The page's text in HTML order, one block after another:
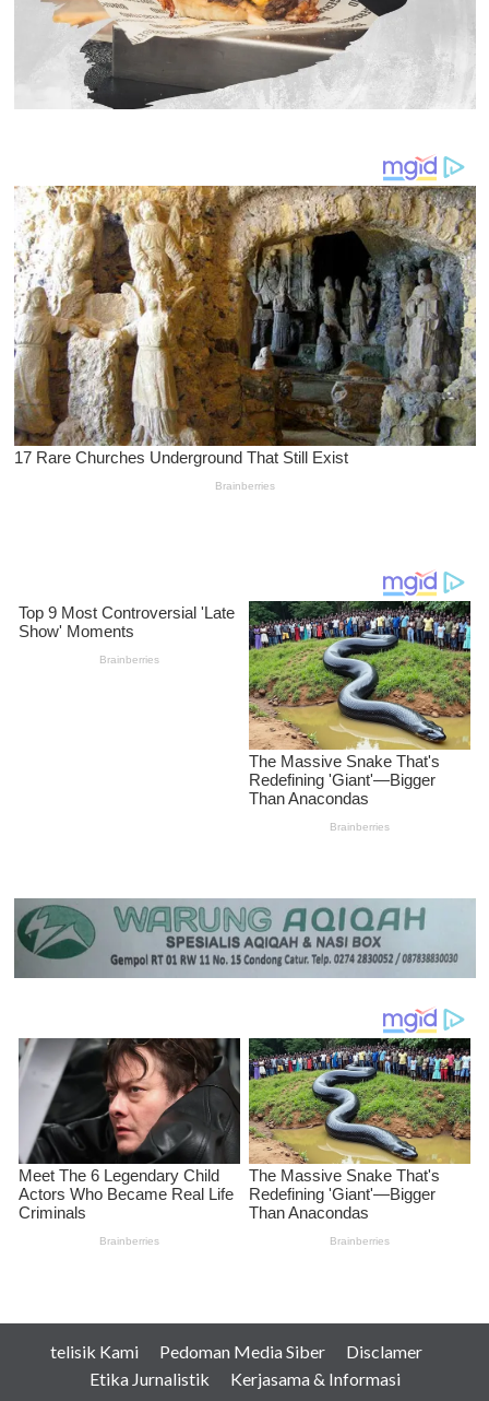
telisik Kami Pedoman Media Siber
Disclamer
Etika Jurnalistik
Kerjasama & Informasi